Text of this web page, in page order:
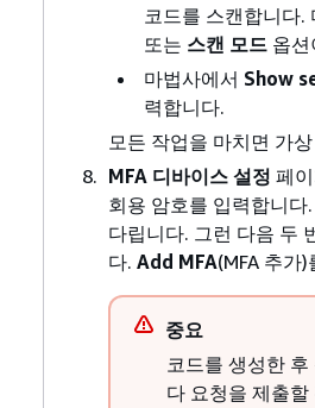
코드를 스캔합니다.
또는 스캔 모드 옵
마법사에서 Show
력합니다.
모든 작업을 마치면 가
MFA 디바이스 설정 페
회용 암호를 입력합니
다립니다. 그런 다음 두
다. Add MFA(MFA 추가
중요
코드를 생성한
다 요청을 제출할